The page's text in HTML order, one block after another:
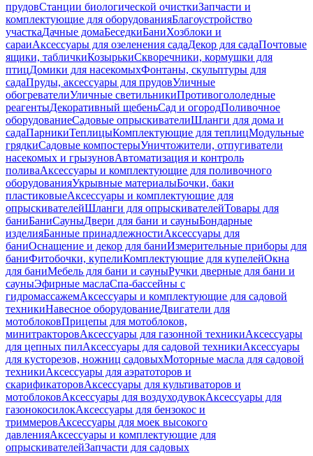
прудовСтанции биологической очисткиЗапчасти и
комплектующие для оборудованияБлагоустройство
участкаДачные домаБеседкиБаниХозблоки и
сараиАксессуары для озеленения садаДекор для садаПочтовые
ящики, табличкиКозырькиСкворечники, кормушки для
птицДомики для насекомыхФонтаны, скульптуры для
садаПруды, аксессуары для прудовУличные
обогревателиУличные светильникиПротивогололедные
реагентыДекоративный щебеньСад и огородПоливочное
оборудованиеСадовые опрыскивателиШланги для дома и
садаПарникиТеплицыКомплектующие для теплицМодульные
грядкиСадовые компостерыУничтожители, отпугиватели
насекомых и грызуновАвтоматизация и контроль
поливаАксессуары и комплектующие для поливочного
оборудованияУкрывные материалыБочки, баки
пластиковыеАксессуары и комплектующие для
опрыскивателейШланги для опрыскивателейТовары для
баниБаниСауныДвери для бани и сауныБондарные
изделияБанные принадлежностиАксессуары для
баниОснащение и декор для баниИзмерительные приборы для
баниФитобочки, купелиКомплектующие для купелейОкна
для баниМебель для бани и сауныРучки дверные для бани и
сауныЭфирные маслаСпа-бассейны с
гидромассажемАксессуары и комплектующие для садовой
техникиНавесное оборудованиеДвигатели для
мотоблоковПрицепы для мотоблоков,
минитракторовАксессуары для газонной техникиАксессуары
для цепных пилАксессуары для садовой техникиАксессуары
для кусторезов, ножниц садовыхМоторные масла для садовой
техникиАксессуары для аэратоторов и
скарификаторовАксессуары для культиваторов и
мотоблоковАксессуары для воздуходувокАксессуары для
газонокосилокАксессуары для бензокос и
триммеровАксессуары для моек высокого
давленияАксессуары и комплектующие для
опрыскивателейЗапчасти для садовых